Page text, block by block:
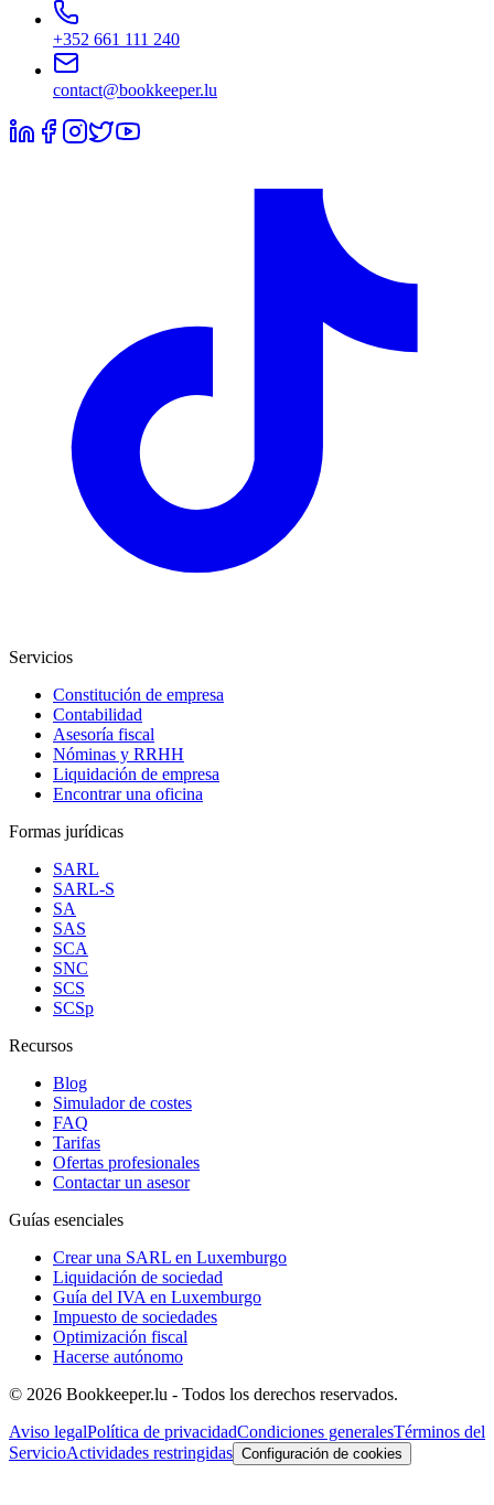
+352 661 111 240
contact@bookkeeper.lu
Servicios
Constitución de empresa
Contabilidad
Asesoría fiscal
Nóminas y RRHH
Liquidación de empresa
Encontrar una oficina
Formas jurídicas
SARL
SARL-S
SA
SAS
SCA
SNC
SCS
SCSp
Recursos
Blog
Simulador de costes
FAQ
Tarifas
Ofertas profesionales
Contactar un asesor
Guías esenciales
Crear una SARL en Luxemburgo
Liquidación de sociedad
Guía del IVA en Luxemburgo
Impuesto de sociedades
Optimización fiscal
Hacerse autónomo
© 2026 Bookkeeper.lu - Todos los derechos reservados.
Aviso legalPolítica de privacidadCondiciones generalesTérminos del
ServicioActividades restringidas Configuración de cookies